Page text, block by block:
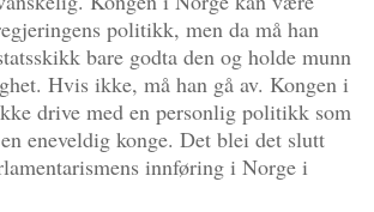
politikk, men da må han
bare godta den og holde munn
Hvis ikke, må han gå av. Kongen i
drive med en personlig politikk som
eneveldig konge. Det blei det slutt
innføring i Norge i